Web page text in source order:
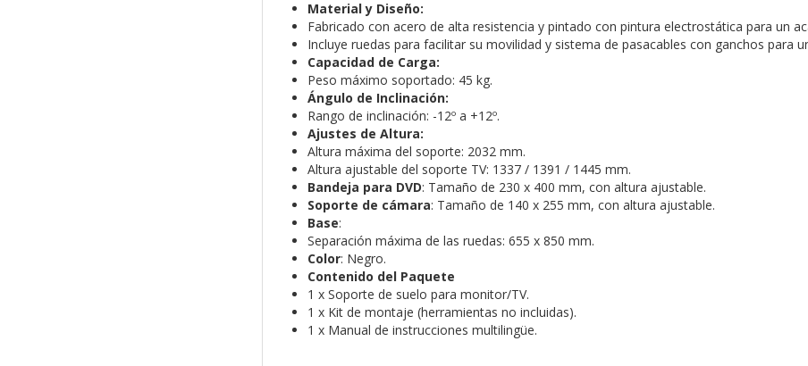
Material y Diseño:
Fabricado con acero de alta resistencia y pintado con pintura electrostática para un
Incluye ruedas para facilitar su movilidad y sistema de pasacables con ganchos para
Capacidad de Carga:
Peso máximo soportado: 45 kg.
Ángulo de Inclinación:
Rango de inclinación: -12º a +12º.
Ajustes de Altura:
Altura máxima del soporte: 2032 mm.
Altura ajustable del soporte TV: 1337 / 1391 / 1445 mm.
Bandeja para DVD: Tamaño de 230 x 400 mm, con altura ajustable.
Soporte de cámara: Tamaño de 140 x 255 mm, con altura ajustable.
Base:
Separación máxima de las ruedas: 655 x 850 mm.
Color: Negro.
Contenido del Paquete
1 x Soporte de suelo para monitor/TV.
1 x Kit de montaje (herramientas no incluidas).
1 x Manual de instrucciones multilingüe.